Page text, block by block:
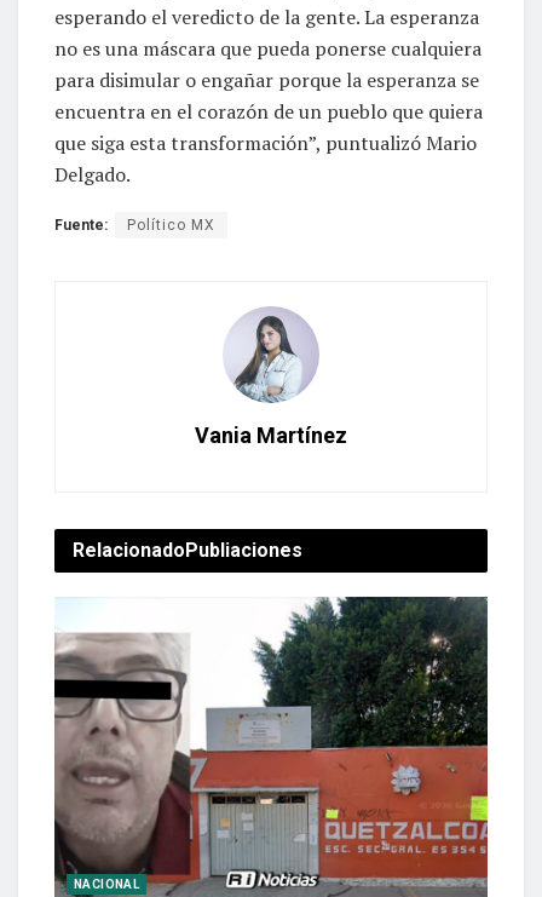
esperando el veredicto de la gente. La esperanza
no es una máscara que pueda ponerse cualquiera
para disimular o engañar porque la esperanza se
encuentra en el corazón de un pueblo que quiera
que siga esta transformación”, puntualizó Mario
Delgado.
Fuente: Político MX
Vania Martínez
RelacionadoPubliaciones
NACIONAL